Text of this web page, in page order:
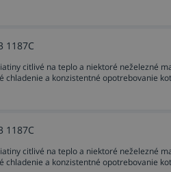
1187C
citlivé na teplo a niektoré neželezné
chladenie a konzistentné opotrebovanie
1187C
citlivé na teplo a niektoré neželezné
chladenie a konzistentné opotrebovanie